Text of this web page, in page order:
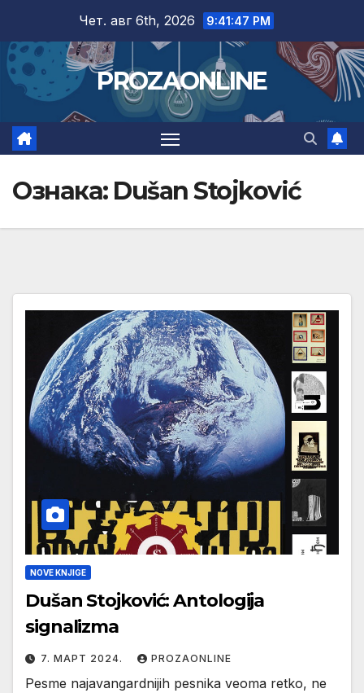
content
Чет. авг 6th, 2026 9:41:48 PM
PROZAONLINE
Ознака: Dušan Stojković
NOVE KNJIGE
Dušan Stojković: Antologija
signalizma
7. МАРТ 2024. PROZAONLINE
Pesme najavangardnijih pesnika veoma retko, ne